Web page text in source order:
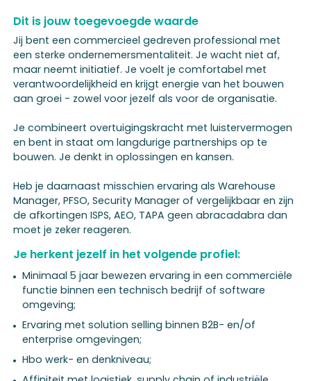
Dit is jouw toegevoegde waarde
Jij bent een commercieel gedreven professional met
een sterke ondernemersmentaliteit. Je wacht niet af,
maar neemt initiatief. Je voelt je comfortabel met
verantwoordelijkheid en krijgt energie van het bouwen
aan groei - zowel voor jezelf als voor de organisatie.
Je combineert overtuigingskracht met luistervermogen
en bent in staat om langdurige partnerships op te
bouwen. Je denkt in oplossingen en kansen.
Heb je daarnaast misschien ervaring als Warehouse
Manager, PFSO, Security Manager of vergelijkbaar en zijn
de afkortingen ISPS, AEO, TAPA geen abracadabra dan
moet je zeker reageren.
Je herkent jezelf in het volgende profiel:
Minimaal 5 jaar bewezen ervaring in een commerciële
functie binnen een technisch bedrijf of software
omgeving;
Ervaring met solution selling binnen B2B- en/of
enterprise omgevingen;
Hbo werk- en denkniveau;